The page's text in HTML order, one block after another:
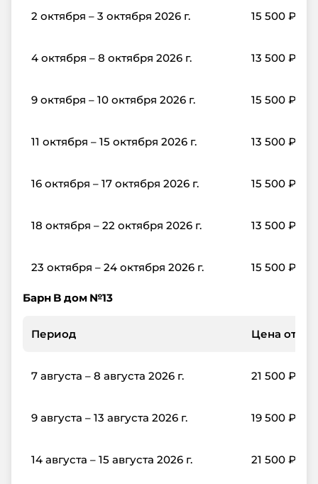
2 октября – 3 октября 2026 г. 15 500 ₽
4 октября – 8 октября 2026 г. 13 500 ₽
9 октября – 10 октября 2026 г. 15 500 ₽
11 октября – 15 октября 2026 г. 13 500 ₽
16 октября – 17 октября 2026 г. 15 500 ₽
18 октября – 22 октября 2026 г. 13 500 ₽
23 октября – 24 октября 2026 г. 15 500 ₽
Барн B дом №13
Период Цена от, ₽/
7 августа – 8 августа 2026 г. 21 500 ₽
9 августа – 13 августа 2026 г. 19 500 ₽
14 августа – 15 августа 2026 г. 21 500 ₽